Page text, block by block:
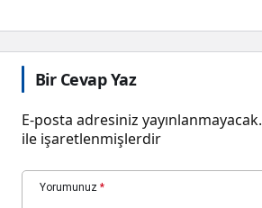
Bir Cevap Yaz
E-posta adresiniz yayınlanmayacak.
ile işaretlenmişlerdir
Yorumunuz *